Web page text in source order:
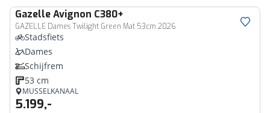
GazelleAvignon C380+
GAZELLE Dames Twilight Green Mat 53cm 2026
Stadsfiets
Dames
Schijfrem
53 cm
MUSSELKANAAL
5.199,-